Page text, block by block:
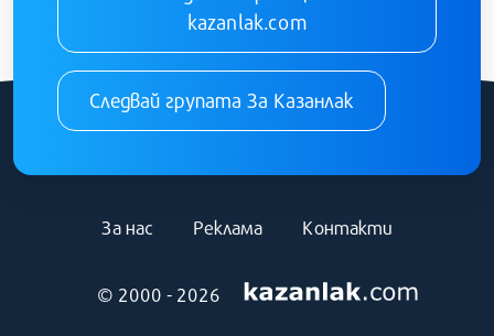
kazanlak.com
Следвай групата За Казанлак
© 2000 - 2026
За нас Реклама Контакти